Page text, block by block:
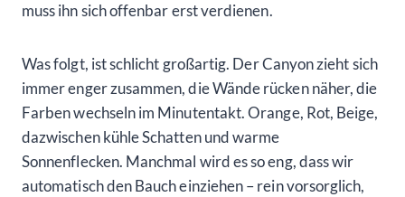
muss ihn sich offenbar erst verdienen.
Was folgt, ist schlicht großartig. Der Canyon zieht sich
immer enger zusammen, die Wände rücken näher, die
Farben wechseln im Minutentakt. Orange, Rot, Beige,
dazwischen kühle Schatten und warme
Sonnenflecken. Manchmal wird es so eng, dass wir
automatisch den Bauch einziehen – rein vorsorglich,